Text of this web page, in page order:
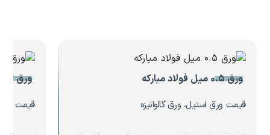
ورق ۰.۵ میل فولاد مبارکه
قیمت ورق استیل، ورق گالوانیزه
ورق ۲.۵ میل فولاد سبا
قیمت